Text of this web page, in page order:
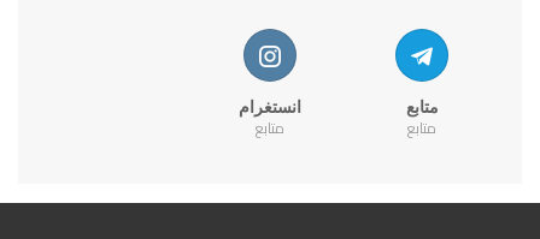
متابع
متابع
انستغرام
متابع